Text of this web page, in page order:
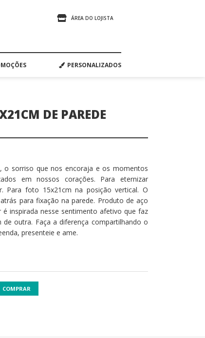
ÁREA DO LOJISTA
PERSONALIZADOS
DE PAREDE
o sorriso que nos encoraja e os momentos
em nossos corações. Para eternizar
Para foto 15x21cm na posição vertical. O
para fixação na parede. Produto de aço
inspirada nesse sentimento afetivo que faz
outra. Faça a diferença compartilhando o
presenteie e ame.
COMPRAR